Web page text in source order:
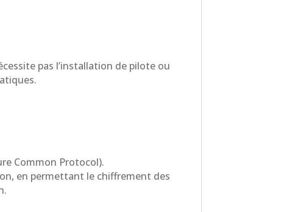
pas l’installation de pilote ou
Common Protocol).
en permettant le chiffrement des